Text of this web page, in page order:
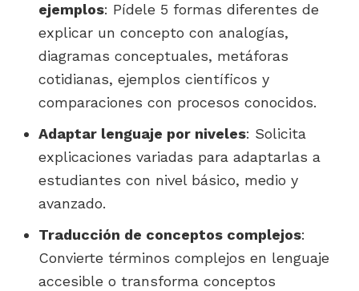
ejemplos: Pídele 5 formas diferentes de
explicar un concepto con analogías,
diagramas conceptuales, metáforas
cotidianas, ejemplos científicos y
comparaciones con procesos conocidos.
Adaptar lenguaje por niveles: Solicita
explicaciones variadas para adaptarlas a
estudiantes con nivel básico, medio y
avanzado.
Traducción de conceptos complejos:
Convierte términos complejos en lenguaje
accesible o transforma conceptos